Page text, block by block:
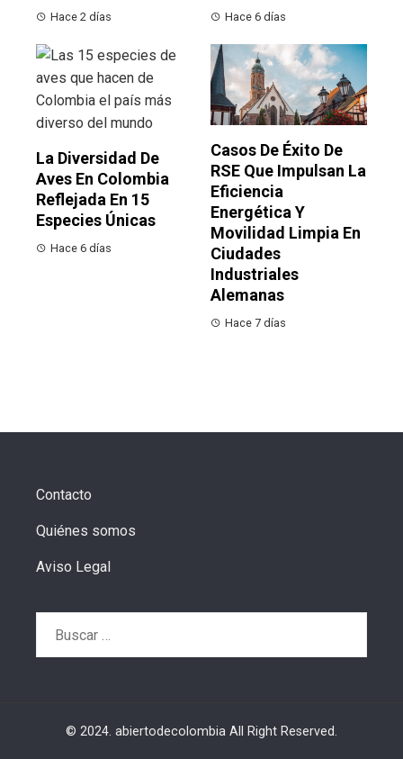
Hace 2 días Hace 6 días
La Diversidad De
Aves En Colombia
Reflejada En 15
Especies Únicas
Hace 6 días
Casos De Éxito De
RSE Que Impulsan La
Eficiencia
Energética Y
Movilidad Limpia En
Ciudades
Industriales
Alemanas
Hace 7 días
Contacto
Quiénes somos
Aviso Legal
© 2024. abiertodecolombia All Right Reserved.